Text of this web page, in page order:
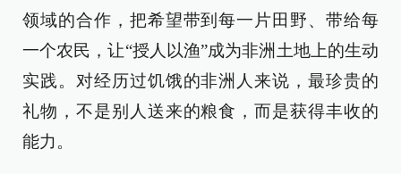
领域的合作，把希望带到每一片田野、带给每
一个农民，让“授人以渔”成为非洲土地上的生动
实践。对经历过饥饿的非洲人来说，最珍贵的
礼物，不是别人送来的粮食，而是获得丰收的
能力。